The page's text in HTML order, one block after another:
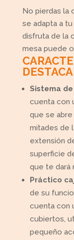
No pierdas la
se adapta a
disfruta de la
mesa puede
Sistema
cuenta con
que se abre
mitades de
extensión
superficie
que te dará
Práctico
de su
cuenta con
cubiertos,
pequeño